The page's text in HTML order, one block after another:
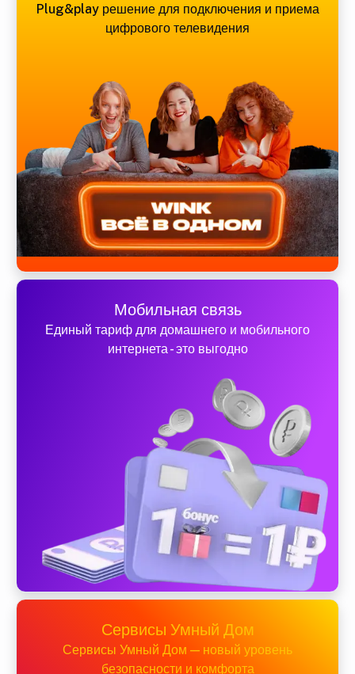
Plug&play решение для подключения и приема
цифрового телевидения
Мобильная связь
Единый тариф для домашнего и мобильного
интернета - это выгодно
Сервисы Умный Дом
Сервисы Умный Дом — новый уровень
безопасности и комфорта